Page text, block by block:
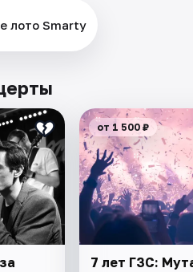
лото Smarty
от 1 500 ₽
7 лет ГЗС: